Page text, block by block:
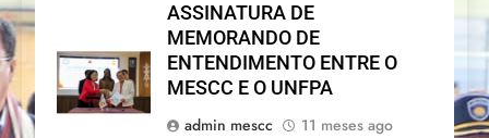
ASSINATURA DE
MEMORANDO DE
ENTENDIMENTO ENTRE O
MESCC E O UNFPA
admin mescc
11 meses ago